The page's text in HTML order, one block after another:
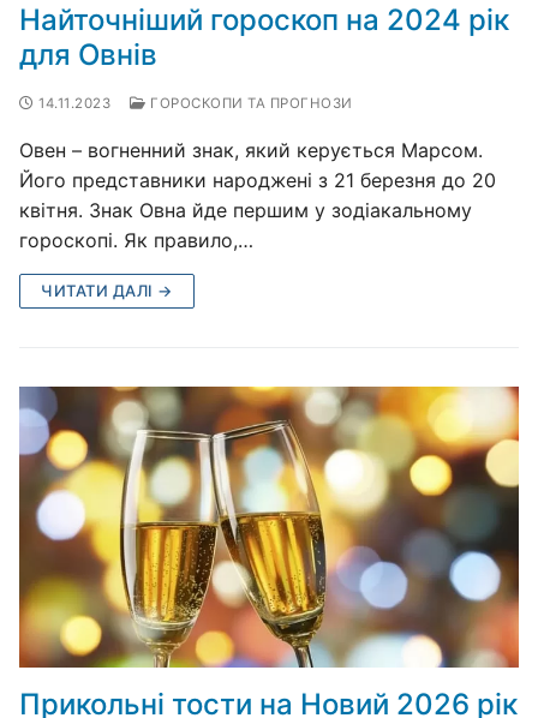
Найточніший гороскоп на 2024 рік
для Овнів
14.11.2023 ГОРОСКОПИ ТА ПРОГНОЗИ
Овен – вогненний знак, який керується Марсом.
Його представники народжені з 21 березня до 20
квітня. Знак Овна йде першим у зодіакальному
гороскопі. Як правило,…
ЧИТАТИ ДАЛІ →
Прикольні тости на Новий 2026 рік